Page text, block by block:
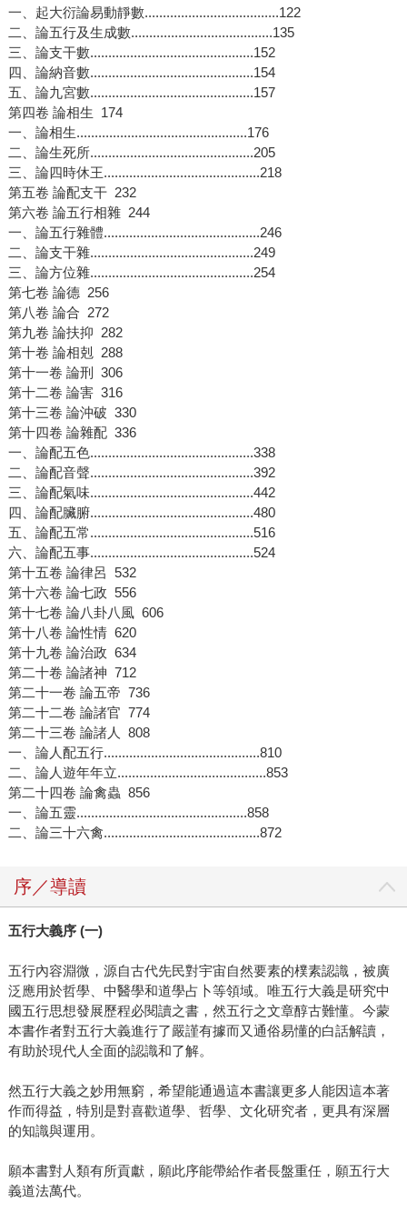
一、起大衍論易動靜數.....................................122
二、論五行及生成數.......................................135
三、論支干數.............................................152
四、論納音數.............................................154
五、論九宮數.............................................157
第四卷 論相生 174
一、論相生...............................................176
二、論生死所.............................................205
三、論四時休王...........................................218
第五卷 論配支干 232
第六卷 論五行相雜 244
一、論五行雜體...........................................246
二、論支干雜.............................................249
三、論方位雜.............................................254
第七卷 論德 256
第八卷 論合 272
第九卷 論扶抑 282
第十卷 論相剋 288
第十一卷 論刑 306
第十二卷 論害 316
第十三卷 論沖破 330
第十四卷 論雜配 336
一、論配五色.............................................338
二、論配音聲.............................................392
三、論配氣味.............................................442
四、論配臟腑.............................................480
五、論配五常.............................................516
六、論配五事.............................................524
第十五卷 論律呂 532
第十六卷 論七政 556
第十七卷 論八卦八風 606
第十八卷 論性情 620
第十九卷 論治政 634
第二十卷 論諸神 712
第二十一卷 論五帝 736
第二十二卷 論諸官 774
第二十三卷 論諸人 808
一、論人配五行...........................................810
二、論人遊年年立.........................................853
第二十四卷 論禽蟲 856
一、論五靈...............................................858
二、論三十六禽...........................................872
序／導讀
五行大義序 (一)
五行內容淵微，源自古代先民對宇宙自然要素的樸素認識，被廣
泛應用於哲學、中醫學和道學占卜等領域。唯五行大義是研究中
國五行思想發展歷程必閱讀之書，然五行之文章醇古難懂。今蒙
本書作者對五行大義進行了嚴謹有據而又通俗易懂的白話解讀，
有助於現代人全面的認識和了解。
然五行大義之妙用無窮，希望能通過這本書讓更多人能因這本著
作而得益，特別是對喜歡道學、哲學、文化研究者，更具有深層
的知識與運用。
願本書對人類有所貢獻，願此序能帶給作者長盤重任，願五行大
義道法萬代。